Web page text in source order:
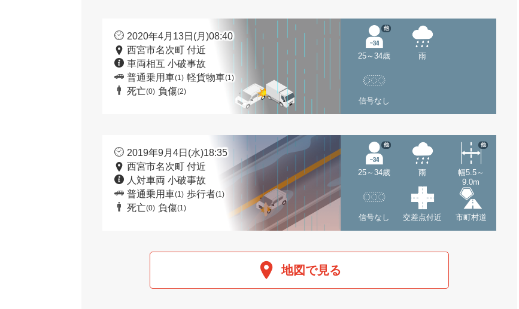
2020年4月13日(月)08:40
西宮市名次町 付近
車両相互 小破事故
普通乗用車(1) 軽貨物車(1)
死亡(0) 負傷(2)
25～34歳
他
雨
信号なし
2019年9月4日(水)18:35
西宮市名次町 付近
人対車両 小破事故
普通乗用車(1) 歩行者(1)
死亡(0) 負傷(1)
25～34歳
他
雨
幅5.5～
9.0m
他
信号なし 交差点付近 市町村道
地図で見る